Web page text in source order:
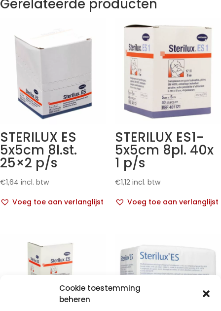
Cookie toestemming
beheren
Gerelateerde producten
STERILUX ES
5x5cm 8l.st.
25×2 p/s
€1,64 incl. btw
Voeg toe aan verlanglijst
STERILUX ES1-
5x5cm 8pl. 40x
1 p/s
€1,12 incl. btw
Voeg toe aan verlanglijst